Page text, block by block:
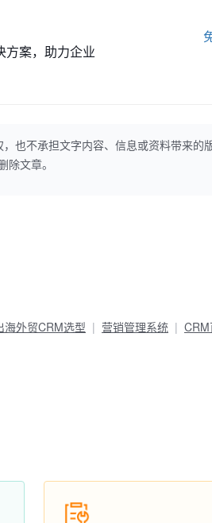
方案，助力企业
也不承担文字内容、信息或资料带来的
除文章。
海外贸CRM选型 营销管理系统